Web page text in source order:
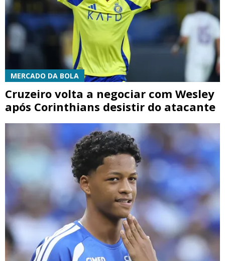
MERCADO DA BOLA
Cruzeiro volta a negociar com Wesley
após Corinthians desistir do atacante